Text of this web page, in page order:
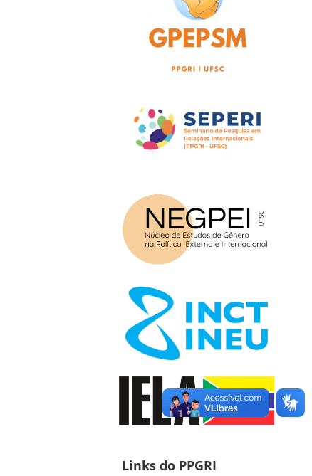
Links do PPGRI